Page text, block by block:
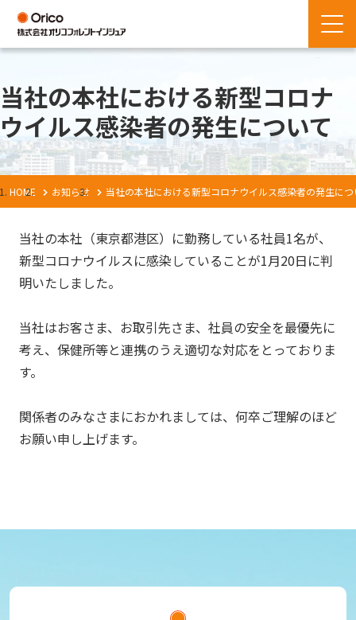
当社の本社における新型コロナ
ウイルス感染者の発生について
HOME お知らせ 当社の本社における新型コロナウイルス感染者の発生に
当社の本社（東京都港区）に勤務している社員1名が、
新型コロナウイルスに感染していることが1月20日に判
明いたしました。
当社はお客さま、お取引先さま、社員の安全を最優先に
考え、保健所等と連携のうえ適切な対応をとっておりま
す。
関係者のみなさまにおかれましては、何卒ご理解のほど
お願い申し上げます。